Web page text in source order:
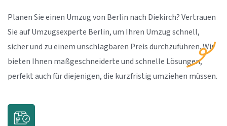
Planen Sie einen Umzug von Berlin nach Diekirch? Vertrauen
Sie auf Umzugsexperte Berlin, um Ihren Umzug schnell,
sicher und zu einem unschlagbaren Preis durchzuführen. Wir
bieten Ihnen maßgeschneiderte und schnelle Lösungen,
perfekt auch für diejenigen, die kurzfristig umziehen müssen.